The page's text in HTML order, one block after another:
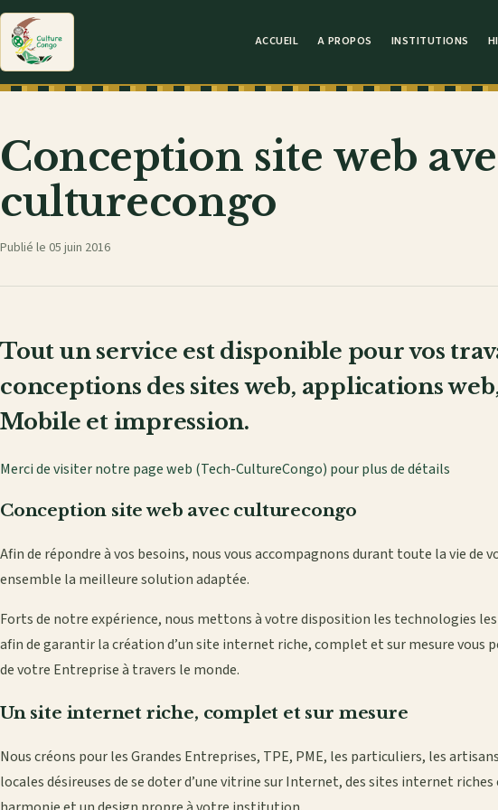
ACCUEIL A PROPOS INSTITUTIONS
Conception site web
culturecongo
Publié le 05 juin 2016
Tout un service est disponible pour vos
conceptions des sites web, applications
Mobile et impression.
Merci de visiter notre page web (Tech-CultureCongo) pour plus de détails
Conception site web avec culturecongo
Afin de répondre à vos besoins, nous vous accompagnons durant toute la vie de
ensemble la meilleure solution adaptée.
Forts de notre expérience, nous mettons à votre disposition les technologies
afin de garantir la création d’un site internet riche, complet et sur mesure vous
de votre Entreprise à travers le monde.
Un site internet riche, complet et sur mesure
Nous créons pour les Grandes Entreprises, TPE, PME, les particuliers, les
locales désireuses de se doter d’une vitrine sur Internet, des sites internet